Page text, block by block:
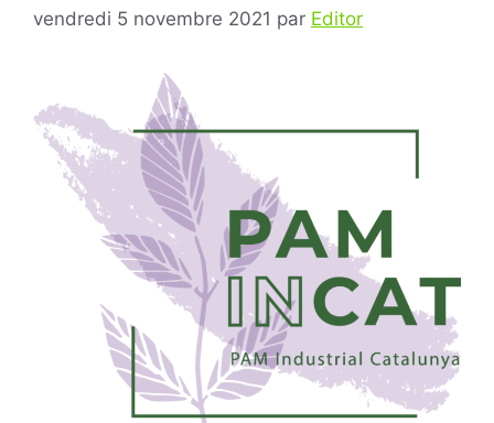
vendredi 5 novembre 2021 par Editor